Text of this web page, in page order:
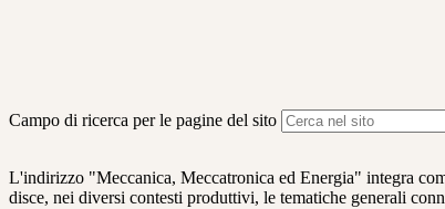
Campo di ricerca per le pagine del sito
L'indirizzo "Meccanica, Meccatronica ed Energia" integra
disce, nei diversi contesti pro­duttivi, le tematiche generali